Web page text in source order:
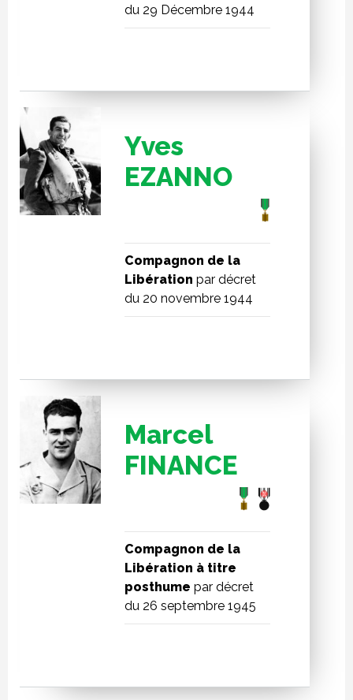
du 29 Décembre 1944
Yves
EZANNO
Compagnon de la
Libération par décret
du 20 novembre 1944
Marcel
FINANCE
Compagnon de la
Libération à titre
posthume par décret
du 26 septembre 1945